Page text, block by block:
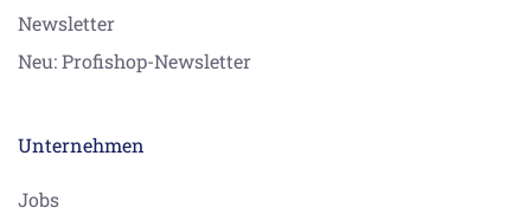
Newsletter
Neu: Profishop-Newsletter
Unternehmen
Jobs